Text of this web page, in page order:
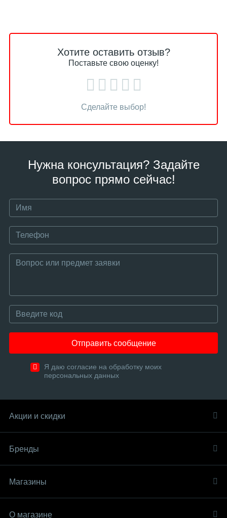
Хотите оставить отзыв?
Поставьте свою оценку!
Сделайте выбор!
Нужна консультация? Задайте
вопрос прямо сейчас!
Отправить сообщение
Я даю согласие на обработку моих
персональных данных
Акции и скидки
Бренды
Магазины
О магазине